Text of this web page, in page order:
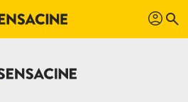
profil search